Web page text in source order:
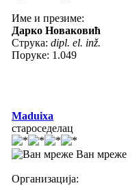
Име и презиме:
Дарко Новаковић
Струка: dipl. el. inž.
Поруке: 1.049
Maduixa
староседелац
Ван мреже
Организација: